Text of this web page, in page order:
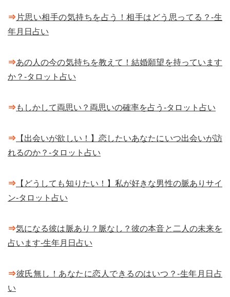
⇒ 片思い相手の気持ちを占う！相手はどう思ってる？-生
年月日占い
⇒あの人の今の気持ちを教えて！結婚願望を持っています
か？-タロット占い
⇒もしかして両思い？両思いの確率を占う-タロット占い
⇒ 【出会いが欲しい！】恋したいあなたにいつ出会いが訪
れるのか？-タロット占い
⇒ 【どうしても知りたい！】私が好きな男性の脈ありサイ
ン-タロット占い
⇒気になる彼は脈あり？脈なし？彼の本音と二人の未来を
占います-生年月日占い
⇒彼氏無し！あなたに恋人できるのはいつ？-生年月日占
い